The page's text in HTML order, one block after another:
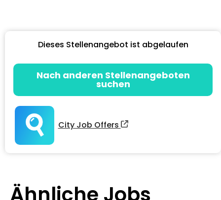
Dieses Stellenangebot ist abgelaufen
Nach anderen Stellenangeboten
suchen
City Job Offers